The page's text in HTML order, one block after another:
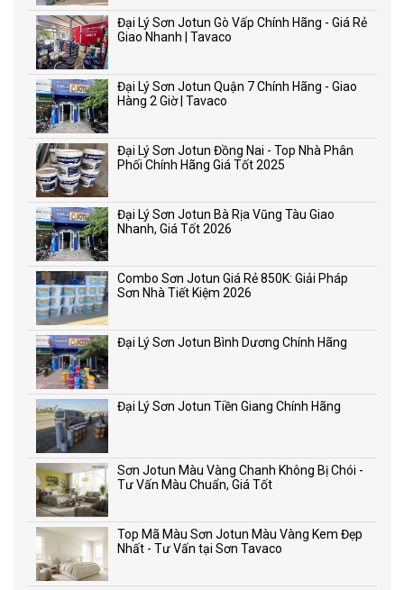
Đại Lý Sơn Jotun Gò Vấp Chính Hãng - Giá Rẻ
Giao Nhanh | Tavaco
Đại Lý Sơn Jotun Quận 7 Chính Hãng - Giao
Hàng 2 Giờ | Tavaco
Đại Lý Sơn Jotun Đồng Nai - Top Nhà Phân
Phối Chính Hãng Giá Tốt 2025
Đại Lý Sơn Jotun Bà Rịa Vũng Tàu Giao
Nhanh, Giá Tốt 2026
Combo Sơn Jotun Giá Rẻ 850K: Giải Pháp
Sơn Nhà Tiết Kiệm 2026
Đại Lý Sơn Jotun Bình Dương Chính Hãng
Đại Lý Sơn Jotun Tiền Giang Chính Hãng
Sơn Jotun Màu Vàng Chanh Không Bị Chói -
Tư Vấn Màu Chuẩn, Giá Tốt
Top Mã Màu Sơn Jotun Màu Vàng Kem Đẹp
Nhất - Tư Vấn tại Sơn Tavaco